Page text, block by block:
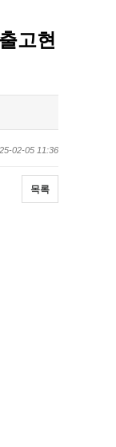
고현
02-05 11:36
목록